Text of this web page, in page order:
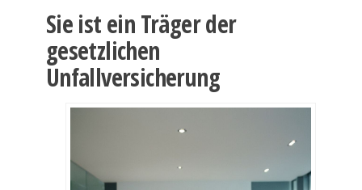
Sie ist ein Träger der
gesetzlichen
Unfallversicherung